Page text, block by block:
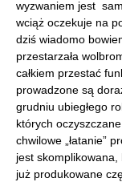
wyzwaniem jest
wciąż oczekuje na
dziś wiadomo
przestarzała
całkiem przestać
prowadzone są
grudniu ubiegłego
których
chwilowe „łatanie”
jest skomplikowana,
już produkowane